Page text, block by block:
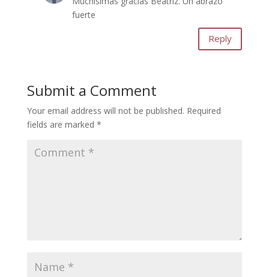
fuerte
Reply
Submit a Comment
Your email address will not be published. Required
fields are marked *